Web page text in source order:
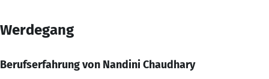
Werdegang
Berufserfahrung von Nandini Chaudhary